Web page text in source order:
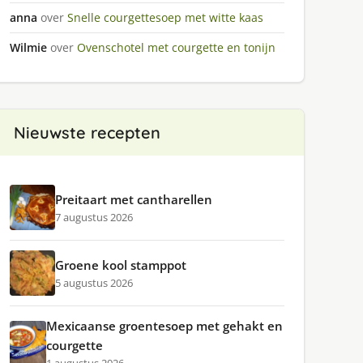
anna over Snelle courgettesoep met witte kaas
Wilmie over Ovenschotel met courgette en tonijn
Nieuwste recepten
Preitaart met cantharellen
7 augustus 2026
Groene kool stamppot
5 augustus 2026
Mexicaanse groentesoep met gehakt en
courgette